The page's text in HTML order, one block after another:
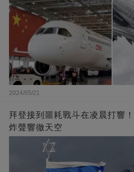
2024/05/21
拜登接到噩耗戰斗在凌晨打響
炸聲響徹天空